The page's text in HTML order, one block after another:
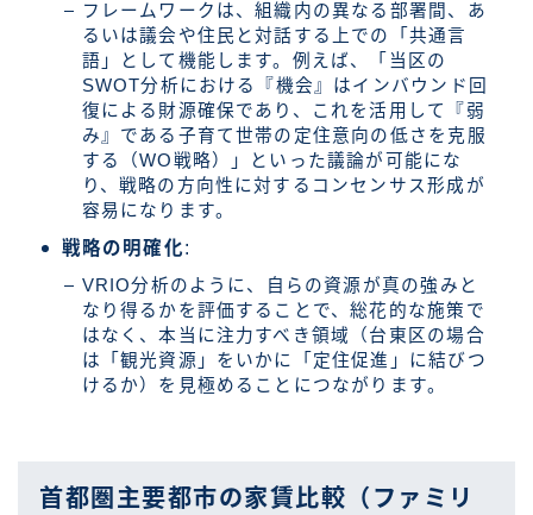
フレームワークは、組織内の異なる部署間、あ
るいは議会や住民と対話する上での「共通言
語」として機能します。例えば、「当区の
SWOT分析における『機会』はインバウンド回
復による財源確保であり、これを活用して『弱
み』である子育て世帯の定住意向の低さを克服
する（WO戦略）」といった議論が可能にな
り、戦略の方向性に対するコンセンサス形成が
容易になります。
戦略の明確化:
VRIO分析のように、自らの資源が真の強みと
なり得るかを評価することで、総花的な施策で
はなく、本当に注力すべき領域（台東区の場合
は「観光資源」をいかに「定住促進」に結びつ
けるか）を見極めることにつながります。
首都圏主要都市の家賃比較（ファミリ